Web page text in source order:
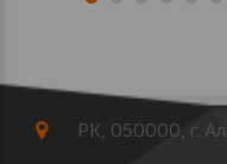
РК, 050000, г.